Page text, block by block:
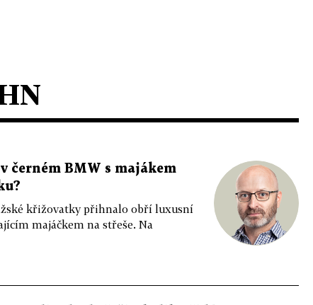
černém BMW s majákem
křižovatky přihnalo obří luxusní
majáčkem na střeše. Na